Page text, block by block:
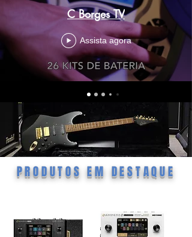
C Borges TV
Assista agora
PRODUTOS EM DESTAQUE